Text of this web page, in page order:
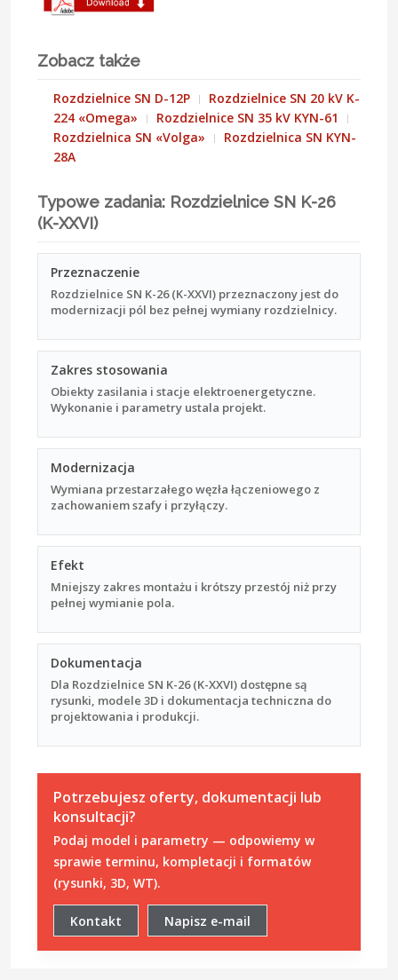
Zobacz także
Rozdzielnice SN D-12P
Rozdzielnice SN 20 kV K-
224 «Omega»
Rozdzielnice SN 35 kV KYN-61
Rozdzielnica SN «Volga»
Rozdzielnica SN KYN-
28A
Typowe zadania: Rozdzielnice SN K-26
(K-XXVI)
Przeznaczenie
Rozdzielnice SN K-26 (K-XXVI) przeznaczony jest do
modernizacji pól bez pełnej wymiany rozdzielnicy.
Zakres stosowania
Obiekty zasilania i stacje elektroenergetyczne.
Wykonanie i parametry ustala projekt.
Modernizacja
Wymiana przestarzałego węzła łączeniowego z
zachowaniem szafy i przyłączy.
Efekt
Mniejszy zakres montażu i krótszy przestój niż przy
pełnej wymianie pola.
Dokumentacja
Dla Rozdzielnice SN K-26 (K-XXVI) dostępne są
rysunki, modele 3D i dokumentacja techniczna do
projektowania i produkcji.
Potrzebujesz oferty, dokumentacji lub
konsultacji?
Podaj model i parametry — odpowiemy w
sprawie terminu, kompletacji i formatów
(rysunki, 3D, WT).
Kontakt Napisz e-mail